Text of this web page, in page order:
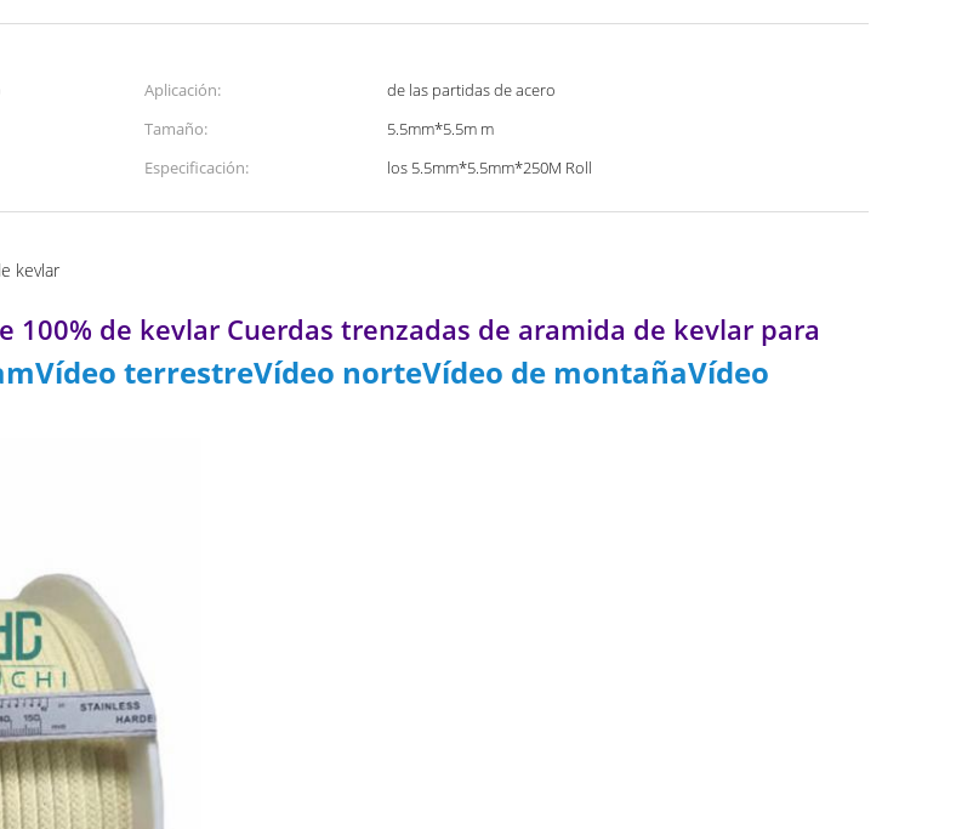
Aplicación:
de las partidas de acero
Tamaño:
5.5mm*5.5m m
Especificación: los 5.5mm*5.5mm*250M Roll
kevlar
100% de kevlar Cuerdas trenzadas de aramida de kevlar para
terrestreVídeo norteVídeo de montañaVídeo